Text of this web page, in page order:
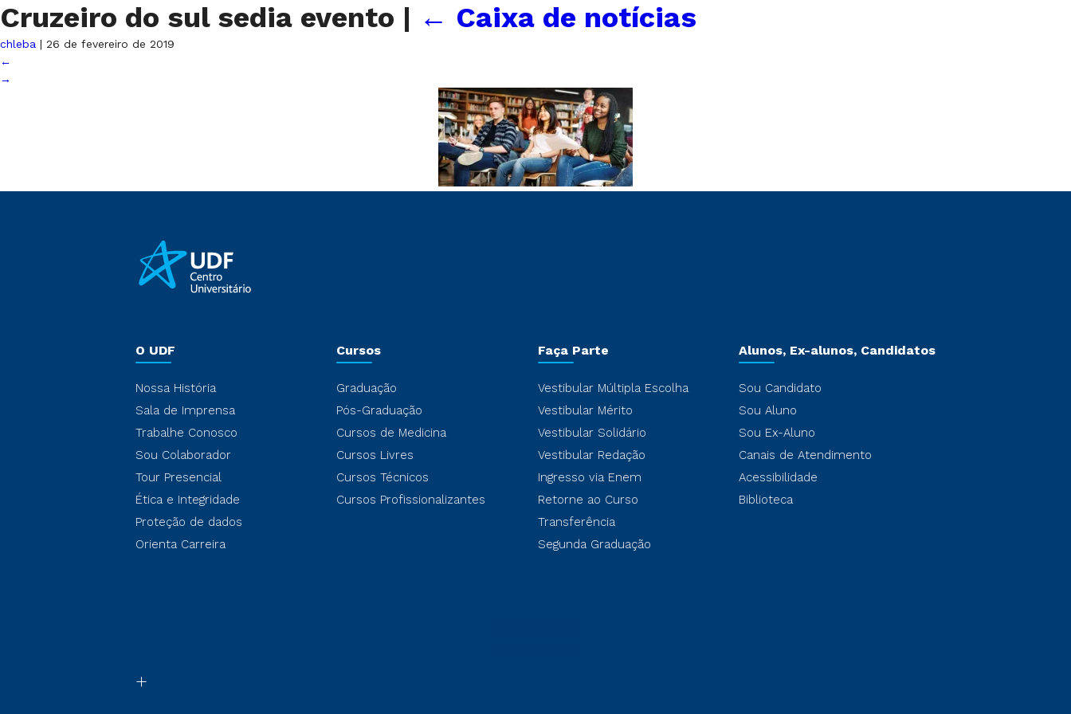
Cruzeiro do sul sedia evento | ← Caixa de notícias
chleba | 26 de fevereiro de 2019
←
→
O UDF
Nossa História
Sala de Imprensa
Trabalhe Conosco
Sou Colaborador
Tour Presencial
Ética e Integridade
Proteção de dados
Orienta Carreira
Cursos
Graduação
Pós-Graduação
Cursos de Medicina
Cursos Livres
Cursos Técnicos
Cursos Profissionalizantes
Faça Parte
Vestibular Múltipla Escolha
Vestibular Mérito
Vestibular Solidário
Vestibular Redação
Ingresso via Enem
Retorne ao Curso
Transferência
Segunda Graduação
Alunos, Ex-alunos, Candidatos
Sou Candidato
Sou Aluno
Sou Ex-Aluno
Canais de Atendimento
Acessibilidade
Biblioteca